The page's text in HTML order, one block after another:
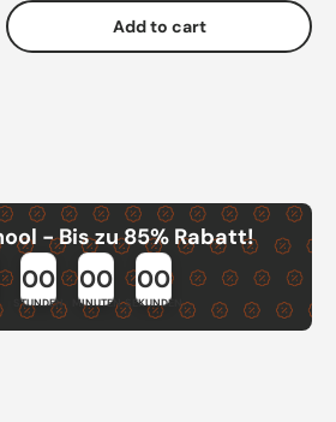
quantity Add to cart
- Bis zu 85% Rabatt!
00
STUNDEN
00
MINUTEN
00
SEKUNDEN